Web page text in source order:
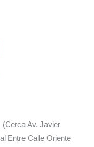
(Cerca Av. Javier
Entre Calle Oriente